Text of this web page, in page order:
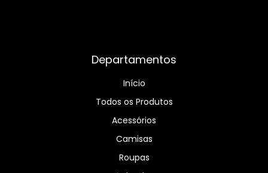
Departamentos
Início
Todos os Produtos
Acessórios
Camisas
Roupas